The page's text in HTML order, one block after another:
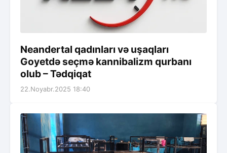
Neandertal qadınları və uşaqları
Goyetdə seçmə kannibalizm qurbanı
olub – Tədqiqat
22.Noyabr.2025 18:40